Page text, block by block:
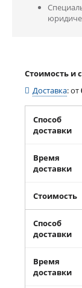
Стоимость и
Доставка:от
Способ
доставки
Время
доставки
Стоимость
Способ
доставки
Время
доставки